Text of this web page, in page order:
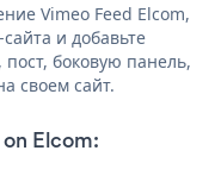
Vimeo Feed Elcom,
и добавьте
боковую панель,
своем сайт.
Elcom: